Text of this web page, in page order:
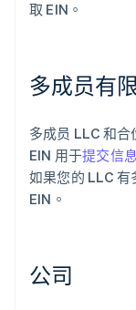
取 EIN。
多成员有
多成员 LLC 和
EIN 用于提交信
如果您的 LLC
EIN。
公司